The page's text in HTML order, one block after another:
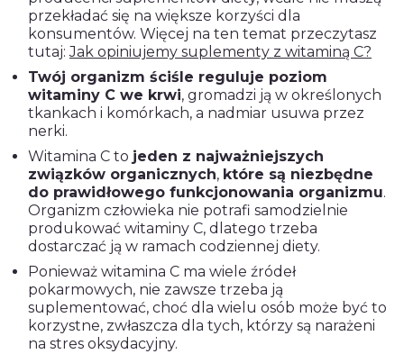
przekładać się na większe korzyści dla
konsumentów. Więcej na ten temat przeczytasz
tutaj:Jak opiniujemy suplementy z witaminą C?
Twój organizm ściśle reguluje poziom
witaminy C we krwi, gromadzi ją w określonych
tkankach i komórkach, a nadmiar usuwa przez
nerki.
Witamina C to jeden z najważniejszych
związków organicznych, które są niezbędne
do prawidłowego funkcjonowania organizmu.
Organizm człowieka nie potrafi samodzielnie
produkować witaminy C, dlatego trzeba
dostarczać ją w ramach codziennej diety.
Ponieważ witamina C ma wiele źródeł
pokarmowych, nie zawsze trzeba ją
suplementować, choć dla wielu osób może być to
korzystne, zwłaszcza dla tych, którzy są narażeni
na stres oksydacyjny.